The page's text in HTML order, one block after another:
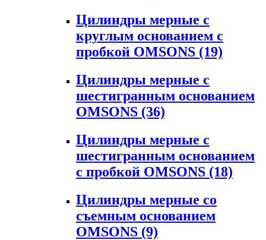
Цилиндры мерные с
круглым основанием с
пробкой OMSONS (19)
Цилиндры мерные с
шестигранным основанием
OMSONS (36)
Цилиндры мерные с
шестигранным основанием
с пробкой OMSONS (18)
Цилиндры мерные со
съемным основанием
OMSONS (9)